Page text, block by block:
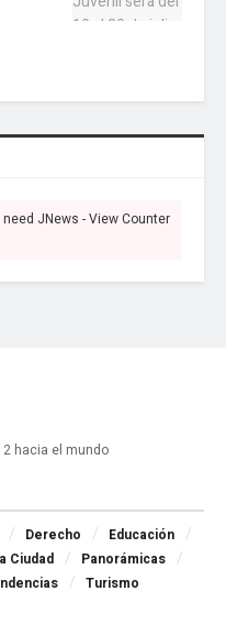
JNews - View Counter
hacia el mundo
Derecho
Educación
Ciudad
Panorámicas
Turismo